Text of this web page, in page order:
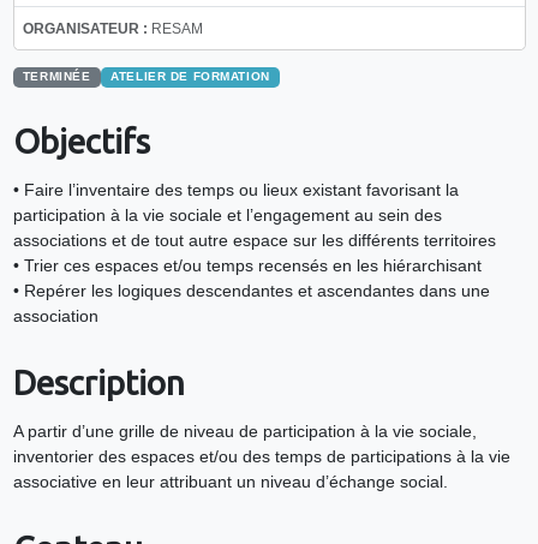
ORGANISATEUR : RESAM
TERMINÉE ATELIER DE FORMATION
Objectifs
• Faire l’inventaire des temps ou lieux existant favorisant la
participation à la vie sociale et l’engagement au sein des
associations et de tout autre espace sur les différents territoires
• Trier ces espaces et/ou temps recensés en les hiérarchisant
• Repérer les logiques descendantes et ascendantes dans une
association
Description
A partir d’une grille de niveau de participation à la vie sociale,
inventorier des espaces et/ou des temps de participations à la vie
associative en leur attribuant un niveau d’échange social.